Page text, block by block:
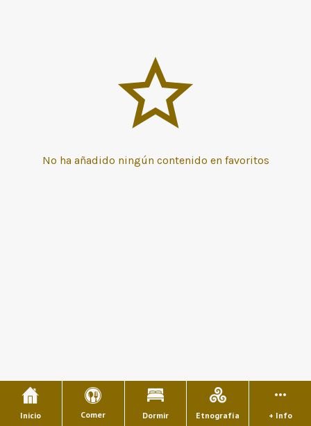
No ha añadido ningún contenido en favoritos
Inicio Comer Dormir Etnografía + Info